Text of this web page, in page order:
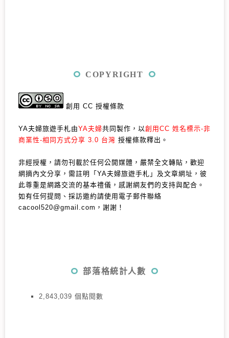
COPYRIGHT
創用 CC 授權條款
YA夫婦旅遊手札由YA夫婦共同製作，以 創用CC 姓名標示-非
商業性-相同方式分享 3.0 台灣 授權條款釋出。
非經授權，請勿刊載於任何公開媒體，嚴禁全文轉貼，歡迎
網摘內文分享，需註明「YA夫婦旅遊手札」及文章網址，彼
此尊重是網路交流的基本禮儀，感謝網友們的支持與配合。
如有任何提問、採訪邀約請使用電子郵件聯絡
cacool520@gmail.com，謝謝！
部落格統計人數
2,843,039 個點閱數